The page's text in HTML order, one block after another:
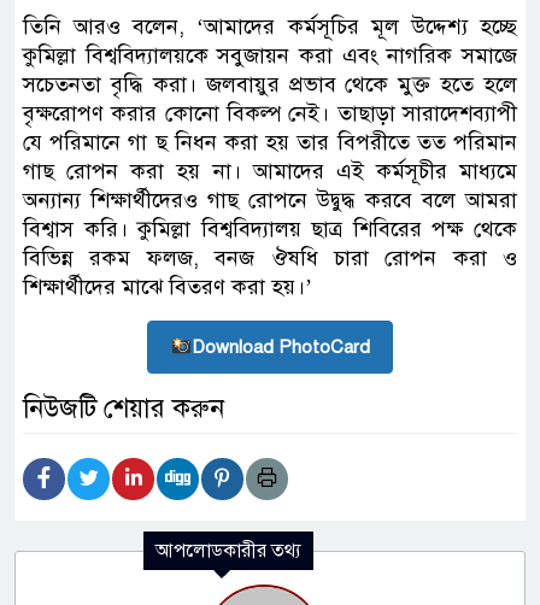
তিনি আরও বলেন, ‘আমাদের কর্মসূচির মূল উদ্দেশ্য হচ্ছে
কুমিল্লা বিশ্ববিদ্যালয়কে সবুজায়ন করা এবং নাগরিক সমাজে
সচেতনতা বৃদ্ধি করা। জলবায়ুর প্রভাব থেকে মুক্ত হতে হলে
বৃক্ষরোপণ করার কোনো বিকল্প নেই। তাছাড়া সারাদেশব্যাপী
যে পরিমানে গা ছ নিধন করা হয় তার বিপরীতে তত পরিমান
গাছ রোপন করা হয় না। আমাদের এই কর্মসূচীর মাধ্যমে
অন্যান্য শিক্ষার্থীদেরও গাছ রোপনে উদ্বুদ্ধ করবে বলে আমরা
বিশ্বাস করি। কুমিল্লা বিশ্ববিদ্যালয় ছাত্র শিবিরের পক্ষ থেকে
বিভিন্ন রকম ফলজ, বনজ ঔষধি চারা রোপন করা ও
শিক্ষার্থীদের মাঝে বিতরণ করা হয়।’
Download PhotoCard
নিউজটি শেয়ার করুন
আপলোডকারীর তথ্য